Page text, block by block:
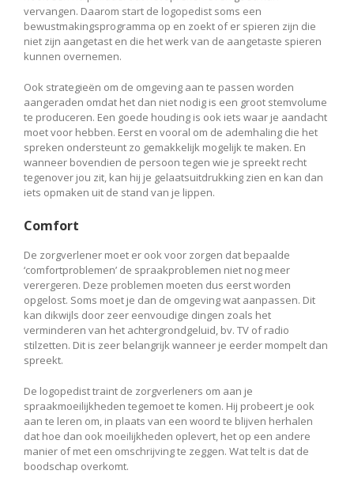
vervangen. Daarom start de logopedist soms een
bewustmakingsprogramma op en zoekt of er spieren zijn die
niet zijn aangetast en die het werk van de aangetaste spieren
kunnen overnemen.
Ook strategieën om de omgeving aan te passen worden
aangeraden omdat het dan niet nodig is een groot stemvolume
te produceren. Een goede houding is ook iets waar je aandacht
moet voor hebben. Eerst en vooral om de ademhaling die het
spreken ondersteunt zo gemakkelijk mogelijk te maken. En
wanneer bovendien de persoon tegen wie je spreekt recht
tegenover jou zit, kan hij je gelaatsuitdrukking zien en kan dan
iets opmaken uit de stand van je lippen.
Comfort
De zorgverlener moet er ook voor zorgen dat bepaalde
‘comfortproblemen’ de spraakproblemen niet nog meer
verergeren. Deze problemen moeten dus eerst worden
opgelost. Soms moet je dan de omgeving wat aanpassen. Dit
kan dikwijls door zeer eenvoudige dingen zoals het
verminderen van het achtergrondgeluid, bv. TV of radio
stilzetten. Dit is zeer belangrijk wanneer je eerder mompelt dan
spreekt.
De logopedist traint de zorgverleners om aan je
spraakmoeilijkheden tegemoet te komen. Hij probeert je ook
aan te leren om, in plaats van een woord te blijven herhalen
dat hoe dan ook moeilijkheden oplevert, het op een andere
manier of met een omschrijving te zeggen. Wat telt is dat de
boodschap overkomt.